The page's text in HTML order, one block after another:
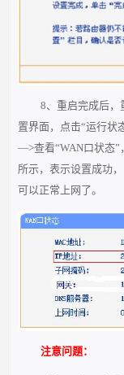
8、重启完成后，
置界面，点击“运行状
—>查看“WAN口状态”
所示，表示设置成功，
可以正常上网了。
注意问题：